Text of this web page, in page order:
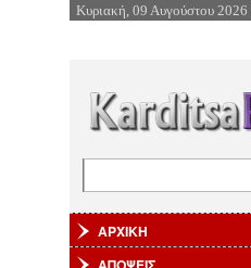
Επιστροφή
Κυριακή, 09 Αυγούστου 2026
ΑΡΧΙΚΗ